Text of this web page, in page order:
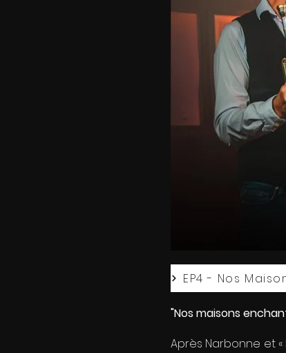
EP4 - Nos
"Nos maisons
Après Narbonne et «